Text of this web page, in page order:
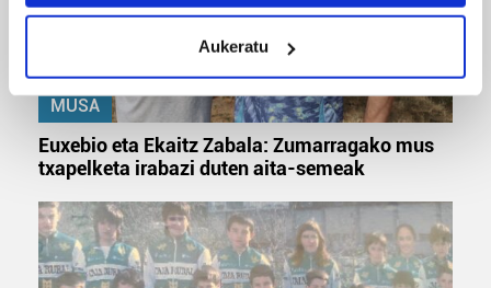
Identify your device by actively scanning it for
specific characteristics (fingerprinting)
Find out more about how your personal data is processed
and set your preferences in the
details section
Guk eta gure bazkideek zure datu pertsonalak
prozesatzen ditugu, zure IP zenbakia, besteak beste,
teknologia erabiliz, cookieak adibidez, iragarki eta eduki
pertsonalizatuak eskaintzeko, iragarkiak eta edukia
Aukeratu
MUSA
Euxebio eta Ekaitz Zabala: Zumarragako mus
txapelketa irabazi duten aita-semeak